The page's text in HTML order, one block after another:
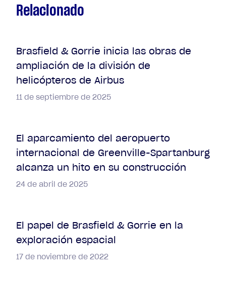
Relacionado
Brasfield & Gorrie inicia las obras de
ampliación de la división de
helicópteros de Airbus
11 de septiembre de 2025
El aparcamiento del aeropuerto
internacional de Greenville-Spartanburg
alcanza un hito en su construcción
24 de abril de 2025
El papel de Brasfield & Gorrie en la
exploración espacial
17 de noviembre de 2022